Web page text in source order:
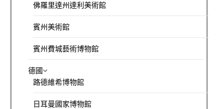
佛羅里達州達利美術館
賓州美術館
賓州費城藝術博物館
德國
路德維希博物館
日耳曼國家博物館